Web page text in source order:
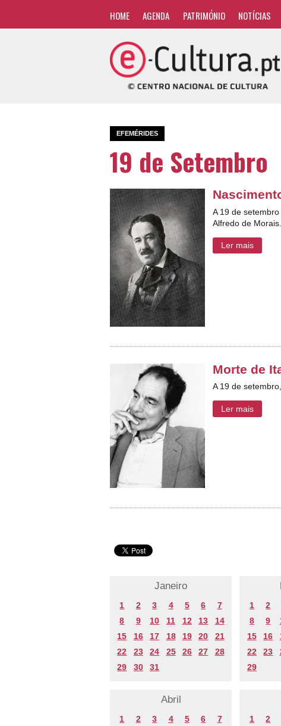
HOME AGENDA PATRIMÓNIO NOTÍCIAS
EFEMÉRIDES
19 de Setembro
A 19 de
Alfredo de Morais.
Ler mais
Morte de
A 19 de
Ler mais
Janeiro
1 2 3 4 5 6
7
8
9 10 11 12 13
14
15
16 17 18 19 20
21
22
23 24 25 26 27
28
29
30 31
1 2
8
9
15
16
22
23
29
Abril
1 2 3 4 5 6
7
1 2